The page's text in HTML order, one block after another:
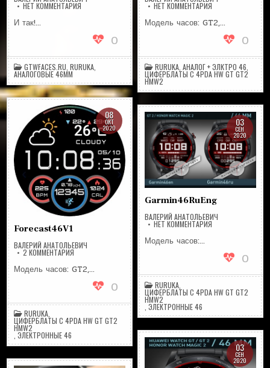
НЕТ КОММЕНТАРИЯНА
И так!…
0
GTWFACES.RU ,RURUKA
АНАЛОГОВЫЕ 46ММ
НЕТ КОММЕНТАРИЯНА
Модель часов: GT2,…
0
RURUKA ,АНАЛОГ + ЭЛКТРО 46
ЦИФЕРБЛАТЫ С 4PDA HW GT GT2
HMW2
08
ОКТ
2020
Forecast46V1
ВАЛЕРИЙ АНАТОЛЬЕВИЧ
2 КОММЕНТАРИЯК
FORECAST46V1
Модель часов: GT2,…
0
RURUKA
ЦИФЕРБЛАТЫ С 4PDA HW GT GT2
HMW2
,ЭЛЕКТРОННЫЕ 46
03
СЕН
2020
Garmin46RuEng
ВАЛЕРИЙ АНАТОЛЬЕВИЧ
НЕТ КОММЕНТАРИЯНА
GARMIN46RUENG
Модель часов:…
0
RURUKA
ЦИФЕРБЛАТЫ С 4PDA HW GT GT2
HMW2
,ЭЛЕКТРОННЫЕ 46
03
СЕН
2020